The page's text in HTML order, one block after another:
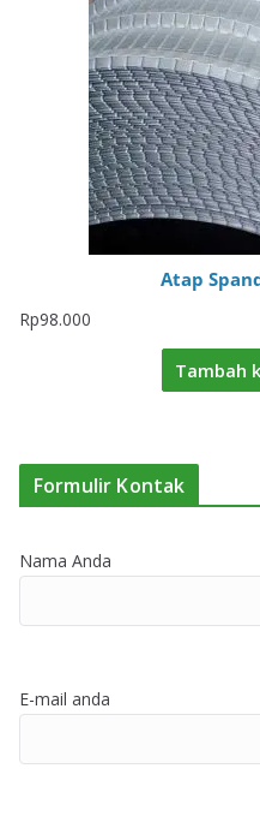
Atap
Rp98.000
Tambah
Formulir Kontak
Nama Anda
E-mail anda